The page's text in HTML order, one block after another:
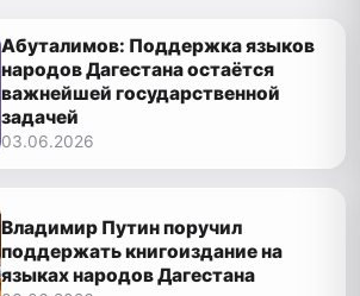
Абуталимов: Поддержка языков
народов Дагестана остаётся
важнейшей государственной
задачей
03.06.2026
Владимир Путин поручил
поддержать книгоиздание на
языках народов Дагестана